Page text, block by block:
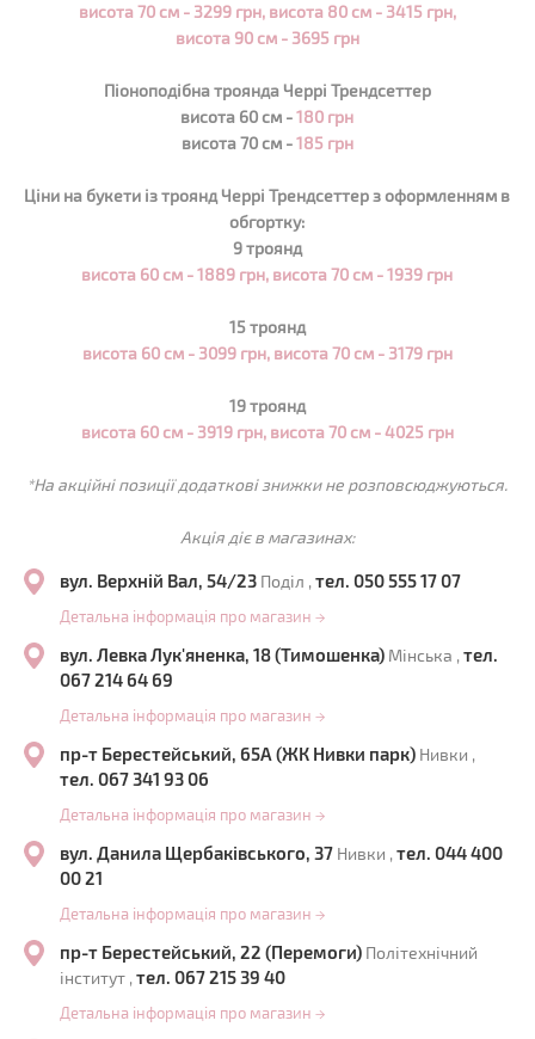
висота 70 см - 3299 грн, висота 80 см - 3415 грн,
висота 90 см - 3695 грн
Піоноподібна троянда Черрі Трендсеттер
висота 60 см -180 грн
висота 70 см -185 грн
Ціни на букети із троянд Черрі Трендсеттер з оформленням в
обгортку:
9 троянд
висота 60 см - 1889 грн, висота 70 см -1939 грн
15 троянд
висота 60 см - 3099 грн, висота 70 см - 3179 грн
19 троянд
висота 60 см - 3919 грн, висота 70 см - 4025 грн
*На акційні позиції додаткові знижки не розповсюджуються.
Акція діє в магазинах:
вул. Верхній Вал, 54/23 Поділ , тел. 050 555 17 07
Детальна інформація про магазин →
вул. Левка Лук'яненка, 18 (Тимошенка) Мінська , тел.
067 214 64 69
Детальна інформація про магазин →
пр-т Берестейський, 65А (ЖК Нивки парк) Нивки ,
тел. 067 341 93 06
Детальна інформація про магазин →
вул. Данила Щербаківського, 37 Нивки , тел. 044 400
00 21
Детальна інформація про магазин →
пр-т Берестейський, 22 (Перемоги) Політехнічний
інститут , тел. 067 215 39 40
Детальна інформація про магазин →